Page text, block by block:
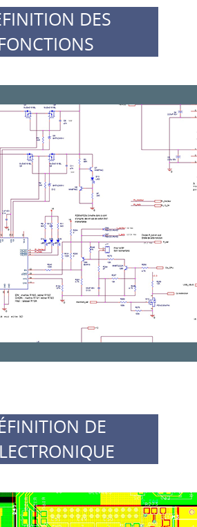
DES
DE